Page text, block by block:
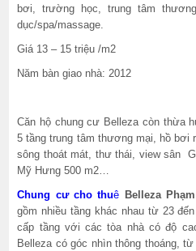
bơi, trường học, trung tâm
dục/spa/massage.
Giá 13 – 15 triệu /m2
Năm bàn giao nhà: 2012
Căn hộ chung cư Belleza còn thừa
5 tầng trung tâm thương mại, hồ bơi
sông thoát mát, thư thái, view sân
Mỹ Hưng 500 m2…
Chung cư cho thuê Belleza
gồm nhiều tầng khác nhau từ 23
cấp tầng với các tòa nhà có độ
Belleza có góc nhìn thông thoáng,